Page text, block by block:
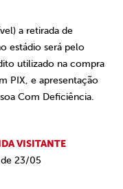
a retirada de
estádio será pelo
utilizado na compra
PIX, e apresentação
Com Deficiência.
VISITANTE
de 23/05